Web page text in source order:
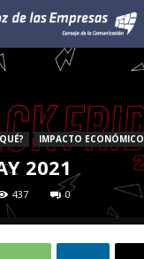
IMPACTO ECONÓMICO
2021
437 0